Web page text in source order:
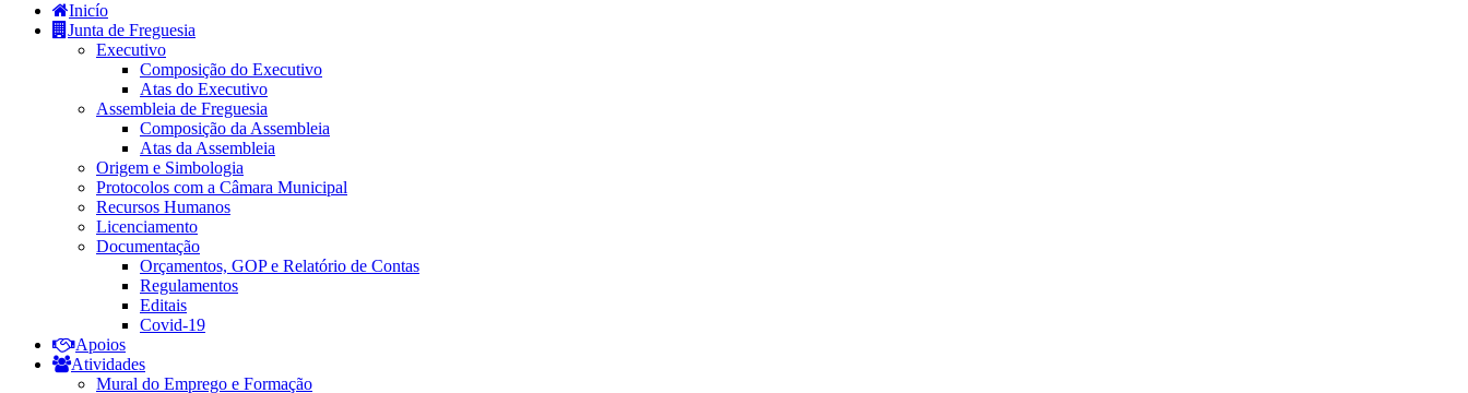
Inicío
Junta de Freguesia
Executivo
Composição do Executivo
Atas do Executivo
Assembleia de Freguesia
Composição da Assembleia
Atas da Assembleia
Origem e Simbologia
Protocolos com a Câmara Municipal
Recursos Humanos
Licenciamento
Documentação
Orçamentos, GOP e Relatório de Contas
Regulamentos
Editais
Covid-19
Apoios
Atividades
Mural do Emprego e Formação